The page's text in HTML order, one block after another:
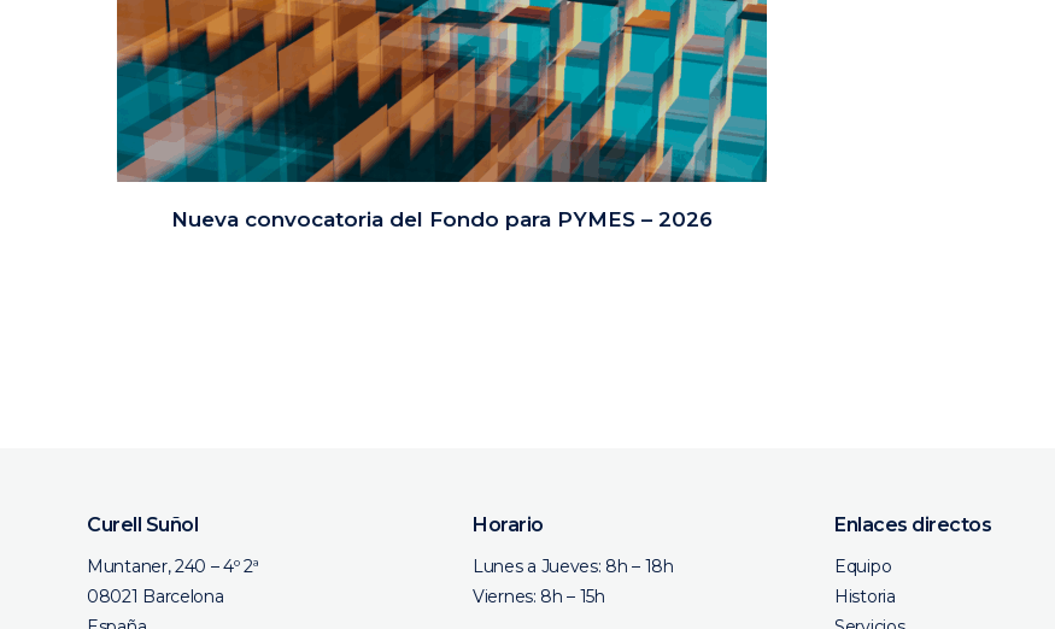
Nueva convocatoria del Fondo para PYMES – 2026
Curell Suñol
Muntaner, 240 – 4º 2ª
08021 Barcelona
Horario
Lunes a Jueves: 8h – 18h
Viernes: 8h – 15h
Enlaces directos
Equipo
Historia